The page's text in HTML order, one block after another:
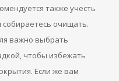
также учесть
очищать.
важно выбрать
чтобы избежать
Если же вам